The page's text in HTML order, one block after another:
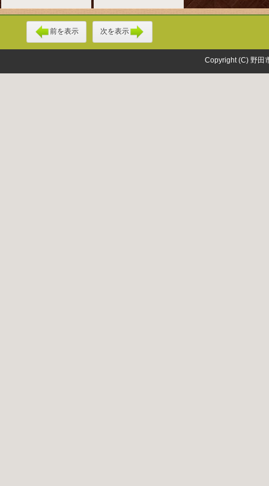
前を表示 次を表示
Copyright (C) 野田